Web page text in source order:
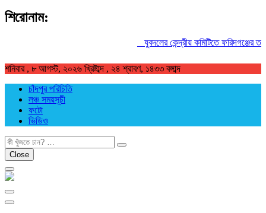
শিরোনাম:
যুবদলের কেন্দ্রীয় কমিটিতে ফরিদগঞ্জের
শনিবার , ৮ আগস্ট, ২০২৬ খ্রিষ্টাব্দ , ২৪ শ্রাবণ, ১৪৩৩ বঙ্গাব্দ
চাঁদপুর পরিচিতি
লঞ্চ সময়সূচী
ফটো
ভিডিও
খুজুন
Close